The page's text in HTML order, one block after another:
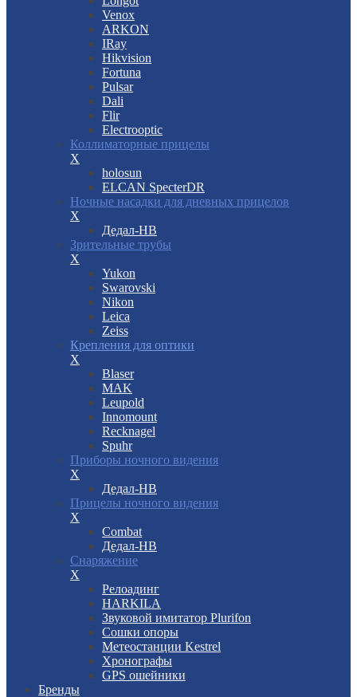
Venox
ARKON
IRay
Hikvision
Fortuna
Pulsar
Dali
Flir
Electrooptic
Коллиматорные прицелы
X
holosun
ELCAN SpecterDR
Ночные насадки для дневных прицелов
X
Дедал-НВ
Зрительные трубы
X
Yukon
Swarovski
Nikon
Leica
Zeiss
Крепления для оптики
X
Blaser
MAK
Leupold
Innomount
Recknagel
Spuhr
Приборы ночного видения
X
Дедал-НВ
Прицелы ночного видения
X
Combat
Дедал-НВ
Снаряжение
X
Релоадинг
HARKILA
Звуковой имитатор Plurifon
Сошки опоры
Метеостанции Kestrel
Хронографы
GPS ошейники
Бренды